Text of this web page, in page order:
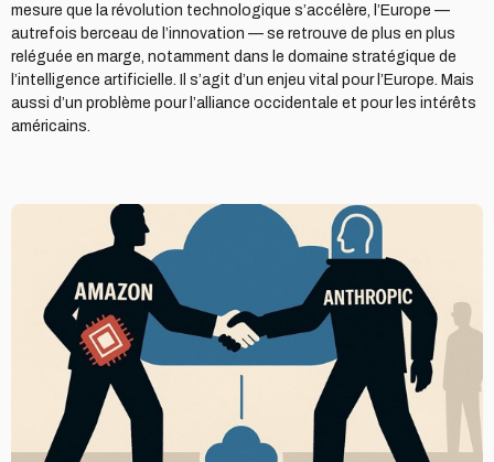
mesure que la révolution technologique s’accélère, l’Europe —
autrefois berceau de l’innovation — se retrouve de plus en plus
reléguée en marge, notamment dans le domaine stratégique de
l’intelligence artificielle. Il s’agit d’un enjeu vital pour l’Europe. Mais
aussi d’un problème pour l’alliance occidentale et pour les intérêts
américains.
désirs